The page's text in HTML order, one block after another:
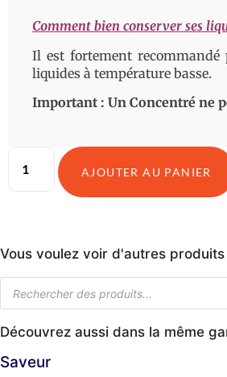
Comment bien conserver ses
Il est fortement recommandé
liquides à température basse.
Important : Un Concentré ne
AJOUTER AU PANIER
Vous voulez voir d'autres produits
Découvrez aussi dans la même
Saveur